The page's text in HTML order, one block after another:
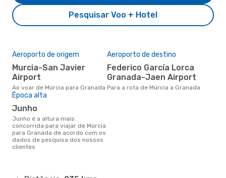
Pesquisar Voo + Hotel
Aeroporto de origem
Murcia-San Javier
Airport
Ao voar de Múrcia para Granada
Aeroporto de destino
Federico García Lorca
Granada-Jaen Airport
Para a rota de Múrcia a Granada
Época alta
junho
junho é a altura mais
concorrida para viajar de Múrcia
para Granada de acordo com os
dados de pesquisa dos nossos
clientes